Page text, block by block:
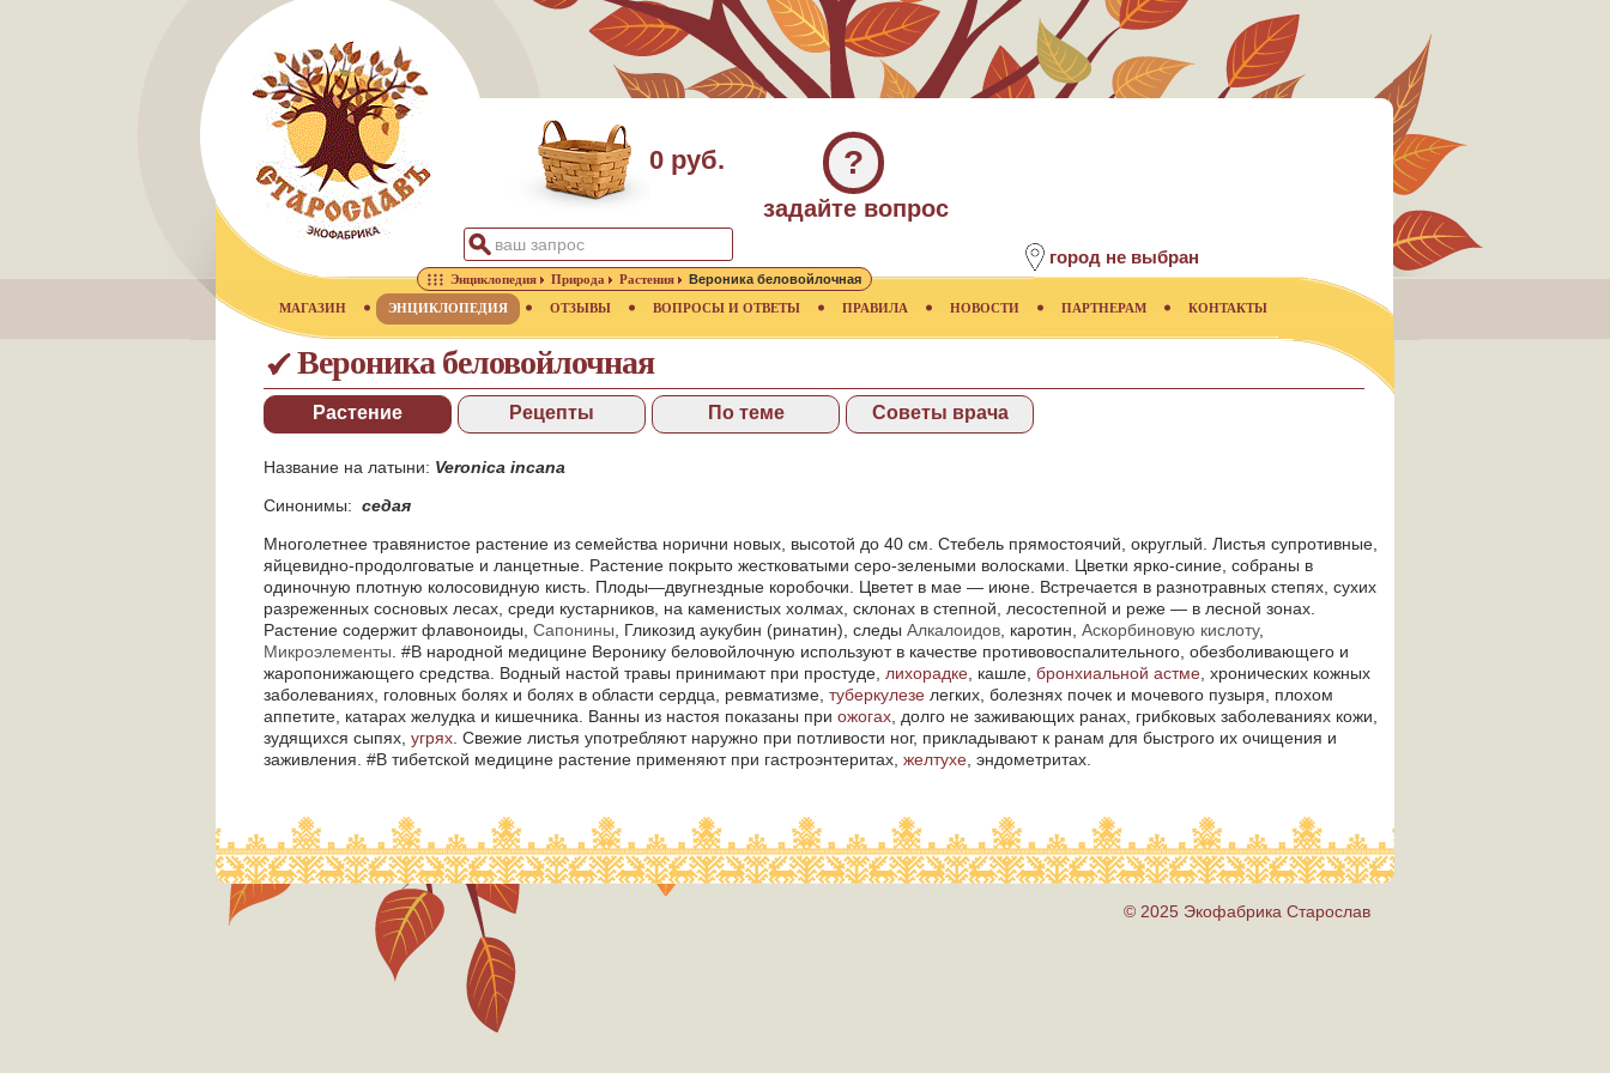
0 руб. ?
задайте вопрос
город не выбран
МАГАЗИН ЭНЦИКЛОПЕДИЯ ОТЗЫВЫ ВОПРОСЫ И ОТВЕТЫ ПРАВИЛА НОВОСТИ ПАРТНЕРАМ КОНТАКТЫ
Энциклопедия Природа Растения Вероника беловойлочная
Вероника беловойлочная
Растение Рецепты По теме Советы врача
Название на латыни: Veronica incana
Синонимы: седая
Многолетнее травянистое растение из семейства норични новых, высотой до 40 см. Стебель прямостоячий, округлый. Листья супротивные,
яйцевидно-продолговатые и ланцетные. Растение покрыто жестковатыми серо-зелеными волосками. Цветки ярко-синие, собраны в
одиночную плотную колосовидную кисть. Плоды—двугнездные коробочки. Цветет в мае — июне. Встречается в разнотравных степях, сухих
разреженных сосновых лесах, среди кустарников, на каменистых холмах, склонах в степной, лесостепной и реже — в лесной зонах.
Растение содержит флавоноиды, Сапонины , Гликозид аукубин (ринатин), следы Алкалоидов , каротин, Аскорбиновую кислоту,
Микроэлементы . #В народной медицине Веронику беловойлочную используют в качестве противовоспалительного, обезболивающего и
жаропонижающего средства. Водный настой травы принимают при простуде, лихорадке , кашле, бронхиальной астме , хронических кожных
заболеваниях, головных болях и болях в области сердца, ревматизме, туберкулезе легких, болезнях почек и мочевого пузыря, плохом
аппетите, катарах желудка и кишечника. Ванны из настоя показаны при ожогах , долго не заживающих ранах, грибковых заболеваниях кожи,
зудящихся сыпях, угрях . Свежие листья употребляют наружно при потливости ног, прикладывают к ранам для быстрого их очищения и
заживления. #В тибетской медицине растение применяют при гастроэнтеритах, желтухе , эндометритах.
© 2025 Экофабрика Старослав